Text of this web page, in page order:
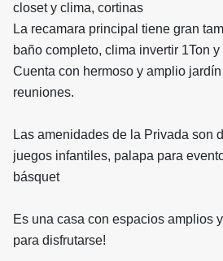
closet y clima, cortinas
La recamara principal tiene gran
baño completo, clima invertir 1Ton
Cuenta con hermoso y amplio
reuniones.
Las amenidades de la Privada son
juegos infantiles, palapa para
básquet
Es una casa con espacios amplios
para disfrutarse!